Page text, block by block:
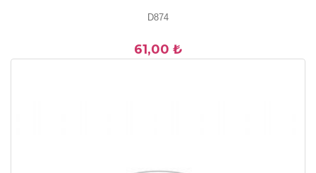
D874
61,00 ₺